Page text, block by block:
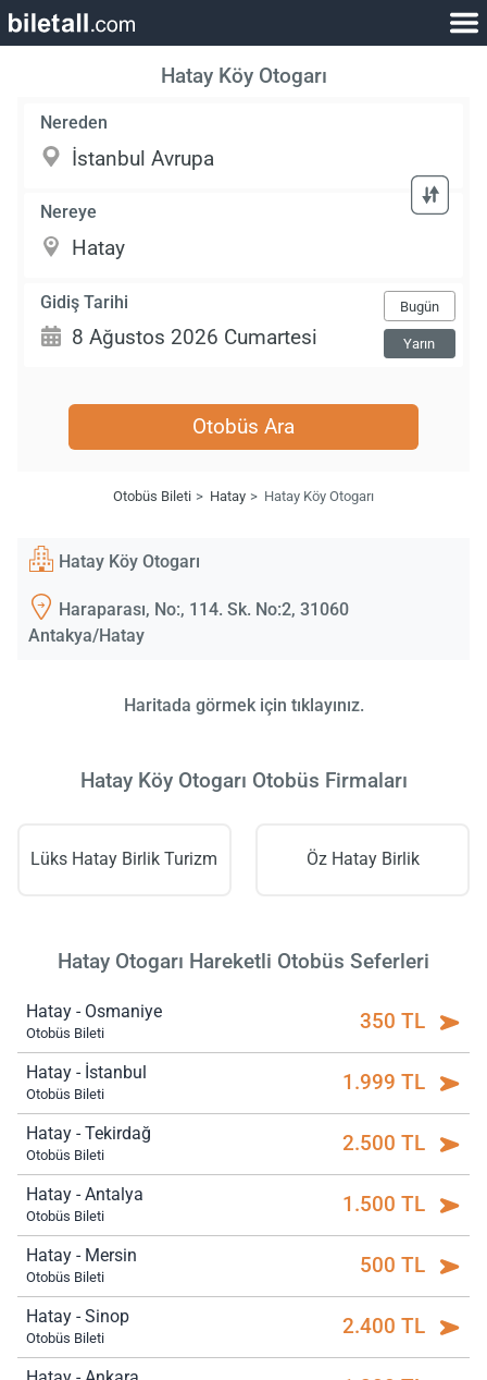
Hatay Köy Otogarı
Nereden
Nereye
Gidiş Tarihi Bugün
Yarın
Otobüs Ara
Otobüs Bileti Hatay Hatay Köy Otogarı
Hatay Köy Otogarı
Haraparası, No:, 114. Sk. No:2, 31060
Antakya/Hatay
Haritada görmek için tıklayınız.
Hatay Köy Otogarı Otobüs Firmaları
Lüks Hatay Birlik Turizm Öz Hatay Birlik
Hatay Otogarı Hareketli Otobüs Seferleri
Hatay - Osmaniye
Otobüs Bileti 350 TL
Hatay - İstanbul
Otobüs Bileti 1.999 TL
Hatay - Tekirdağ
Otobüs Bileti 2.500 TL
Hatay - Antalya
Otobüs Bileti 1.500 TL
Hatay - Mersin
Otobüs Bileti 500 TL
Hatay - Sinop
Otobüs Bileti 2.400 TL